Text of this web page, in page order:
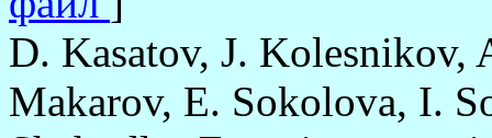
D. Kasatov, J. Kolesnikov,
Makarov, E. Sokolova, I.